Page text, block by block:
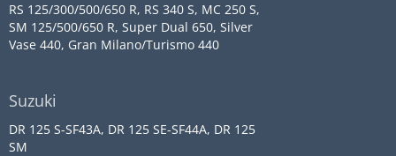
RS 125/300/500/650 R, RS 340 S, MC 250 S,
SM 125/500/650 R, Super Dual 650, Silver
Vase 440, Gran Milano/Turismo 440
Suzuki
DR 125 S-SF43A, DR 125 SE-SF44A, DR 125
SM